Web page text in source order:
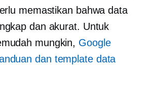
memastikan bahwa data
dan akurat. Untuk
mungkin, Google
dan template data